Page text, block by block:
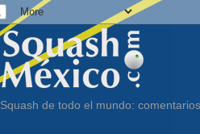
Squash de todo el mundo: